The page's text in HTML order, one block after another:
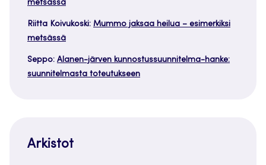
metsässä
Riitta Koivukoski: Mummo jaksaa heilua – esimerkiksi
metsässä
Seppo: Alanen-järven kunnostussuunnitelma-hanke:
suunnitelmasta toteutukseen
Arkistot